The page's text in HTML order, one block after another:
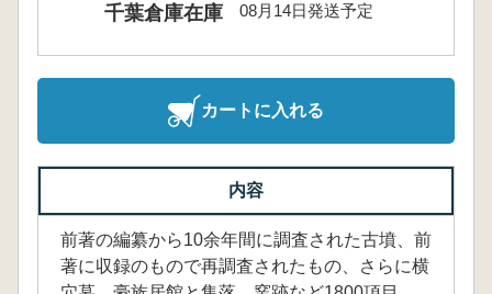
千葉倉庫在庫 08月14日発送予定
カートに入れる
内容
前著の編纂から10余年間に調査された古墳、前
著に収録のもので再調査されたもの、さらに横